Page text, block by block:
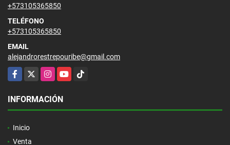
+573105365850
TELÉFONO
+573105365850
EMAIL
alejandrorestrepouribe@gmail.com
Facebook
X InstagramYouTubeTikTok
INFORMACIÓN
Inicio
Venta